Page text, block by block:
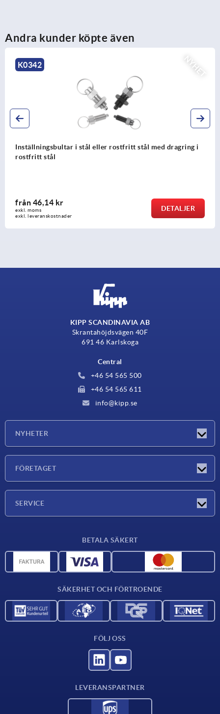
Andra kunder köpte även
Inställningsbultar utan fläns i stål eller rostfritt stål
dragring i rostfritt stål
från49,52 kr
exkl. leveranskostnader
KIPP SCANDINAVIA AB
Skrantahöjdsvägen 40F
691 46 Karlskoga
Central
+46 54 565 500
+46 54 565 611
info@kipp.se
NYHETER
FÖRETAGET
SERVICE
CAD-data
BETALA SÄKERT
SÄKERHET OCH FÖRTROENDE
FÖLJ OSS
LEVERANSPARTNER